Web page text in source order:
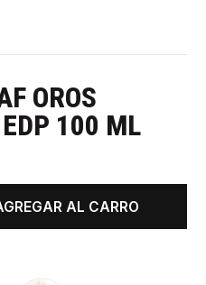
OROS
100 ML
AL CARRO